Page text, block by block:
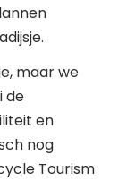
maar we
de
en
nog
Tourism